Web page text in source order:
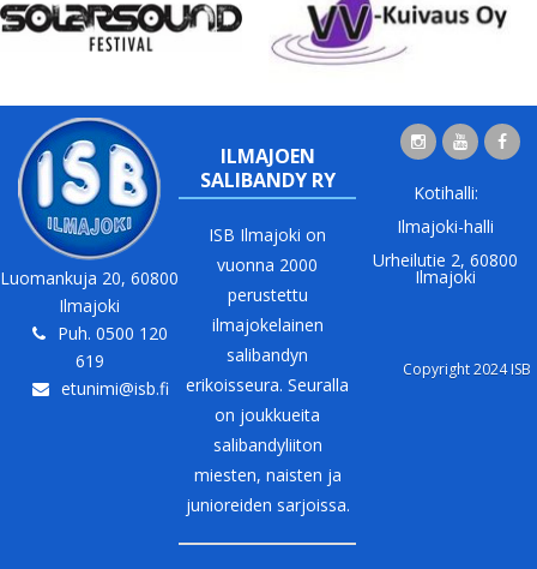
Luomankuja 20, 60800
Ilmajoki
Puh. 0500 120
619
etunimi@isb.fi
ILMAJOEN
SALIBANDY RY
ISB Ilmajoki on
vuonna 2000
perustettu
ilmajokelainen
salibandyn
erikoisseura. Seuralla
on joukkueita
salibandyliiton
miesten, naisten ja
junioreiden sarjoissa.
Kotihalli:
Ilmajoki-halli
Urheilutie 2, 60800
Ilmajoki
Copyright 2024 ISB